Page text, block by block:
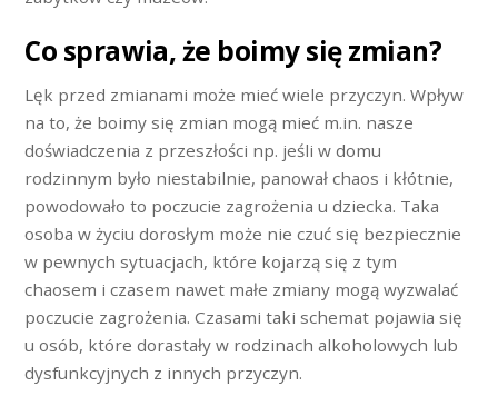
Co sprawia, że boimy się zmian?
Lęk przed zmianami może mieć wiele przyczyn. Wpływ
na to, że boimy się zmian mogą mieć m.in. nasze
doświadczenia z przeszłości np. jeśli w domu
rodzinnym było niestabilnie, panował chaos i kłótnie,
powodowało to poczucie zagrożenia u dziecka. Taka
osoba w życiu dorosłym może nie czuć się bezpiecznie
w pewnych sytuacjach, które kojarzą się z tym
chaosem i czasem nawet małe zmiany mogą wyzwalać
poczucie zagrożenia. Czasami taki schemat pojawia się
u osób, które dorastały w rodzinach alkoholowych lub
dysfunkcyjnych z innych przyczyn.